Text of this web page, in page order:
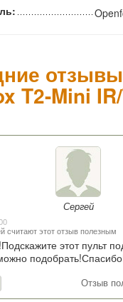
T2-Mini
Сергей
считают этот отзыв полезным
этот пульт
Отзыв